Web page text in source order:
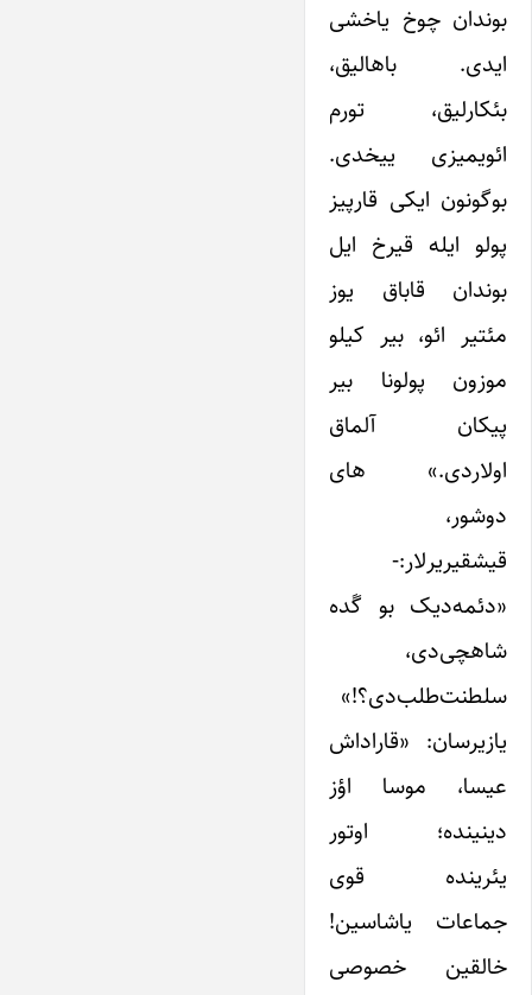
بوندان چوخ یاخشی
ایدی. باهالیق،
بئکارلیق، تورم
ائویمیزی ییخدی.
بوگونون ایکی قارپیز
پولو ایله قیرخ ایل
بوندان قاباق یوز
مئتیر ائو، بیر کیلو
موزون پولونا بیر
پیکان آلماق
اولاردی.» های
دوشور،
قیشقیریرلار:-
«دئمه‌دیک بو گَده
شاهچی‌دی،
سلطنت‌طلب‌دی؟!»
یازیرسان: «قاراداش
عیسا، موسا اؤز
دینینده؛ اوتور
یئرینده قوی
جماعات یاشاسین!
خالقین خصوصی